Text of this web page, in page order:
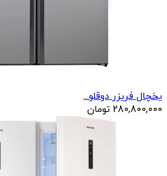
یخچال فریزر دوقلو...
280,800,000 تومان